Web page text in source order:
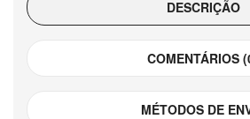
DESCRIÇÃO
COMENTÁRIOS
MÉTODOS DE